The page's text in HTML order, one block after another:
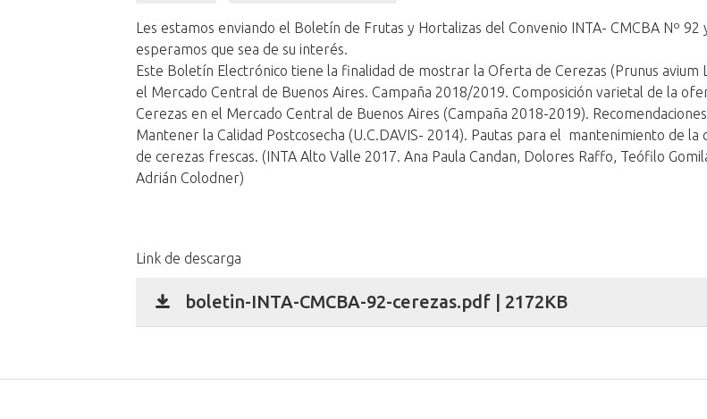
Les estamos enviando el Boletín de Frutas y Hortalizas del Convenio INTA- CMCBA Nº 92
esperamos que sea de su interés.
Este Boletín Electrónico tiene la finalidad de mostrar la ​Oferta de Cerezas (Prunus avium
el Mercado Central de Buenos Aires. Campaña 2018/2019. Composición varietal de la
Cerezas en el Mercado Central de Buenos Aires (Campaña 2018-2019).
Mantener la Calidad Postcosecha (U.C.DAVIS- 2014). Pautas para el mantenimiento de la
de cerezas frescas. (INTA Alto Valle 2017. Ana Paula Candan, Dolores Raffo, Teófilo
Adrián Colodner)
Link de descarga
boletin-INTA-CMCBA-92-cerezas.pdf | 2172KB